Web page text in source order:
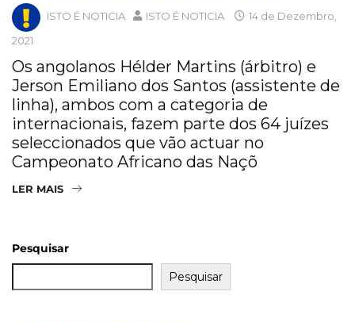
ISTO É NOTICIA ISTO É NOTICIA
14 de Dezembro,
2021
Os angolanos Hélder Martins (árbitro) e
Jerson Emiliano dos Santos (assistente de
linha), ambos com a categoria de
internacionais, fazem parte dos 64 juízes
seleccionados que vão actuar no
Campeonato Africano das Naçõ
LER MAIS
Pesquisar
Pesquisar